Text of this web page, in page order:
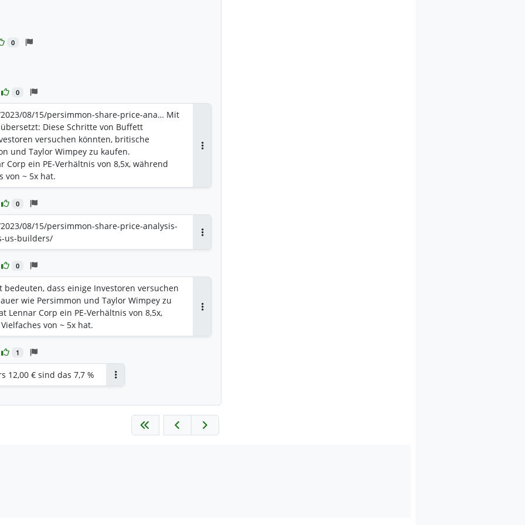
0
0
08/15/persimmon-share-price-ana… Mit
Diese Schritte von Buffett
versuchen könnten, britische
und Taylor Wimpey zu kaufen.
Corp ein PE-Verhältnis von 8,5x, während
von ~ 5x hat.
0
08/15/persimmon-share-price-analysis-
us-builders/
0
bedeuten, dass einige Investoren versuchen
wie Persimmon und Taylor Wimpey zu
Lennar Corp ein PE-Verhältnis von 8,5x,
von ~ 5x hat.
1
12,00 € sind das 7,7 %